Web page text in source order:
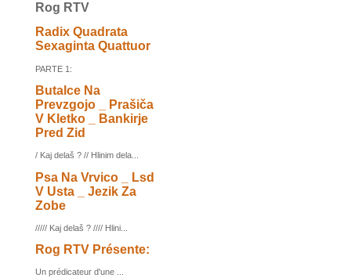
Rog RTV
Radix Quadrata
Sexaginta Quattuor
PARTE 1:
Butalce Na
Prevzgojo _ Prašiča
V Kletko _ Bankirje
Pred Zid
/ Kaj delaš ? // Hlinim dela...
Psa Na Vrvico _ Lsd
V Usta _ Jezik Za
Zobe
///// Kaj delaš ? //// Hlini...
Rog RTV Présente:
Un prédicateur d'une ...